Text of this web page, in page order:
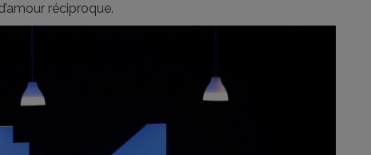
réciproque.